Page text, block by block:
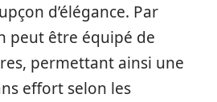
d’élégance. Par
peut être équipé de
permettant ainsi une
effort selon les